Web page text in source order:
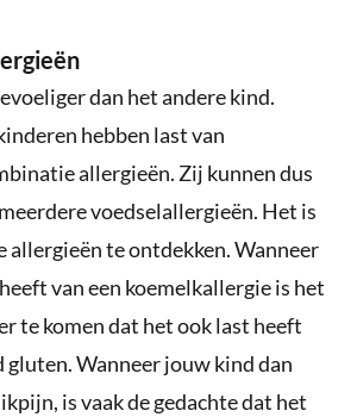
dan het andere kind.
hebben last van
allergieën. Zij kunnen dus
voedselallergieën. Het is
allergieën te ontdekken. Wanneer
van een koemelkallergie is het
te komen dat het ook last heeft
Wanneer jouw kind dan
is vaak de gedachte dat het